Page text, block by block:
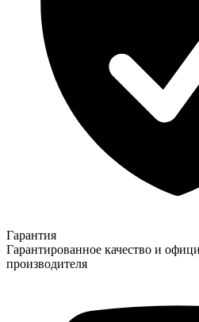
Гарантия
Гарантированное качество и
производителя